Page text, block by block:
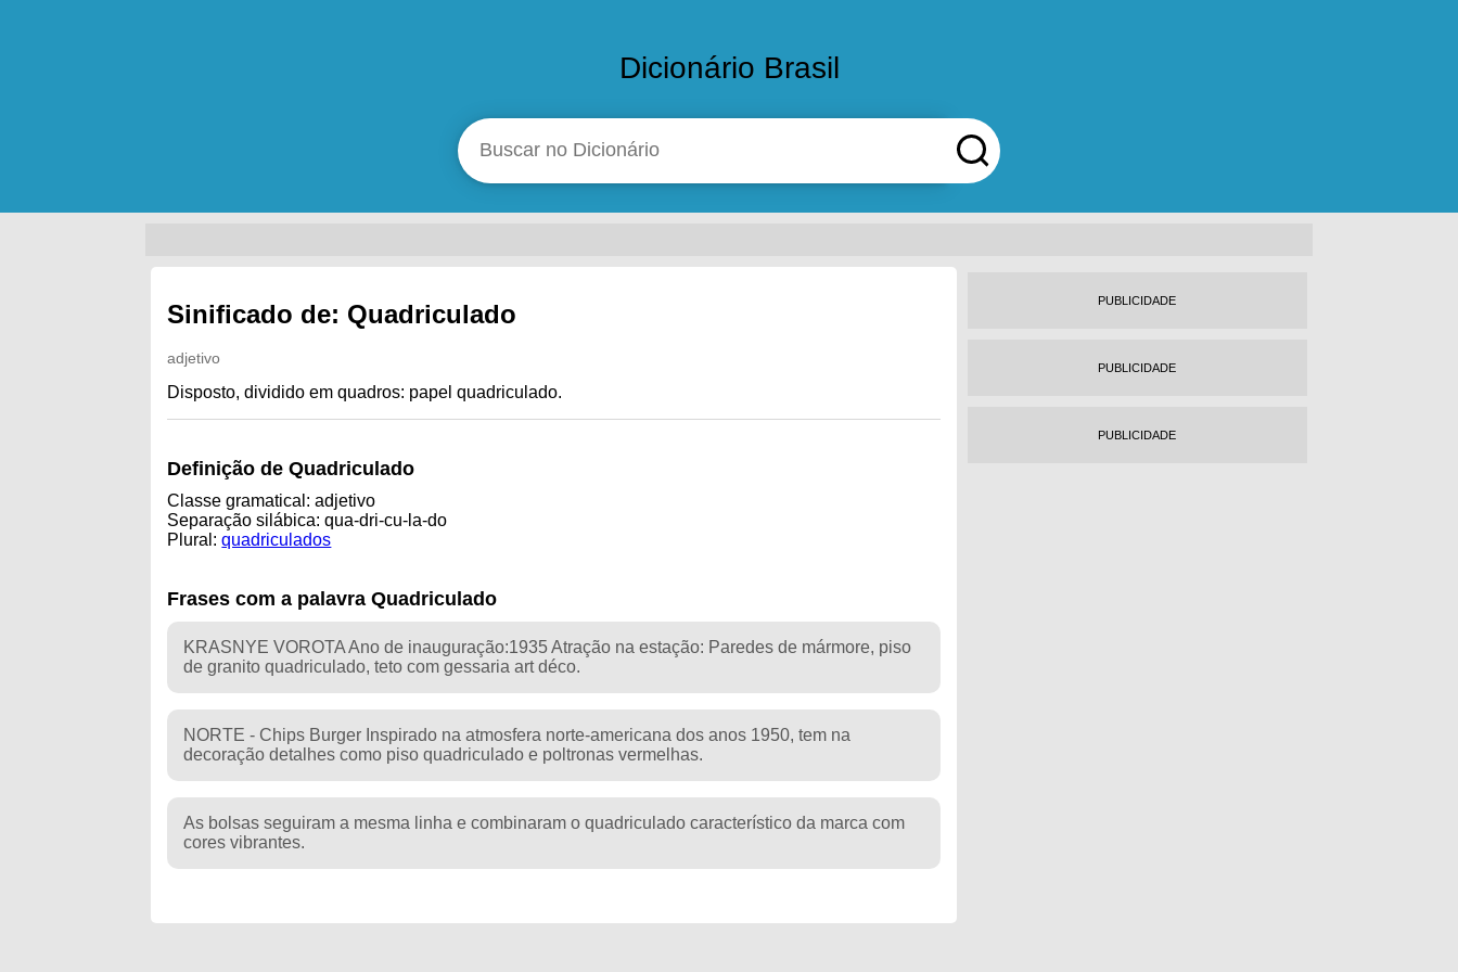
Dicionário Brasil
Sinificado de: Quadriculado
adjetivo
Disposto, dividido em quadros: papel quadriculado.
Definição de Quadriculado
Classe gramatical: adjetivo
Separação silábica: qua-dri-cu-la-do
Plural:quadriculados
Frases com a palavra Quadriculado
KRASNYE VOROTA Ano de inauguração:1935 Atração na estação: Paredes de mármore, piso
de granito quadriculado, teto com gessaria art déco.
NORTE - Chips Burger Inspirado na atmosfera norte-americana dos anos 1950, tem na
decoração detalhes como piso quadriculado e poltronas vermelhas.
As bolsas seguiram a mesma linha e combinaram o quadriculado característico da marca com
cores vibrantes.
PUBLICIDADE
PUBLICIDADE
PUBLICIDADE